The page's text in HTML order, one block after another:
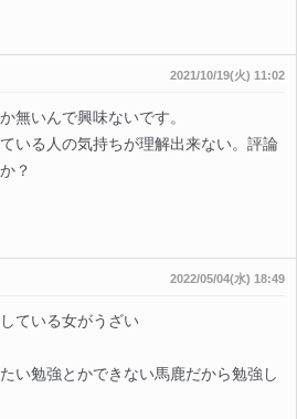
2021/10/19(火) 11:02
無いんで興味ないです。
いる人の気持ちが理解出来ない。評論
？
2022/05/04(水) 18:49
ている女がうざい
い勉強とかできない馬鹿だから勉強し